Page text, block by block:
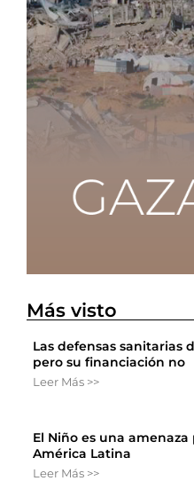
Más visto
Las defensas sanitarias
pero su financiación no
Leer Más >>
El Niño es una
América Latina
Leer Más >>